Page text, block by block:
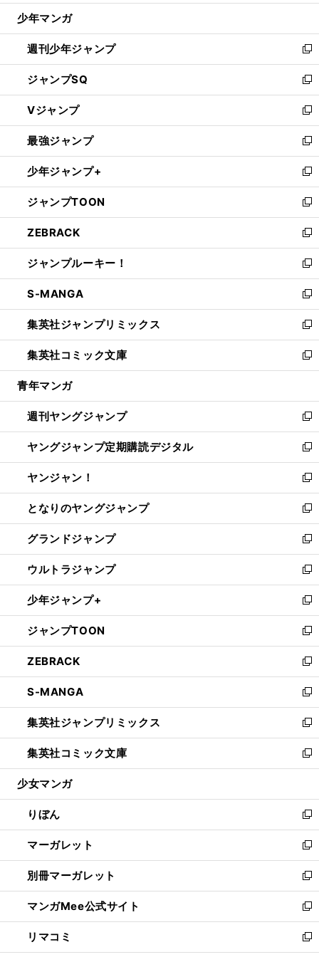
ウ
開
く
少年マンガ
週刊少年ジャンプ
新
し
い
ウ
ィ
ン
ド
ウ
で
開
く
ジャンプSQ
新
し
い
ウ
ィ
ン
ド
ウ
で
開
く
Vジャンプ
新
し
い
ウ
ィ
ン
ド
ウ
で
開
く
最強ジャンプ
新
し
い
ウ
ィ
ン
ド
ウ
で
開
く
少年ジャンプ+
新
し
い
ウ
ィ
ン
ド
ウ
で
開
く
ジャンプTOON
新
し
い
ウ
ィ
ン
ド
ウ
で
開
く
ZEBRACK
新
し
い
ウ
ィ
ン
ド
ウ
で
開
ジャンプルーキー！
新
し
い
ウ
ィ
ン
ド
ウ
開
く
S-MANGA
新
し
い
ウ
ィ
ン
ウ
で
開
く
集英社ジャンプリミックス
新
し
い
ウ
ン
ド
ウ
で
開
く
集英社コミック文庫
新
し
ウ
ィ
ン
ド
ウ
で
開
く
青年マンガ
週刊ヤングジャンプ
新
し
い
ウ
ィ
ン
ド
ウ
で
開
く
ヤングジャンプ定期購読デジタル
新
し
い
ウ
ィ
ン
ド
ウ
で
開
く
ヤンジャン！
新
し
い
ウ
ィ
ン
ド
ウ
で
開
く
となりのヤングジャンプ
新
し
い
ウ
ィ
ン
ド
ウ
で
開
く
グランドジャンプ
新
し
い
ウ
ィ
ン
ド
ウ
で
開
く
ウルトラジャンプ
新
し
い
ウ
ィ
ン
ド
ウ
で
開
く
少年ジャンプ+
新
し
い
ウ
ィ
ン
ド
ウ
で
開
く
ジャンプTOON
新
し
い
ウ
ィ
ン
ド
ウ
で
開
ZEBRACK
新
し
い
ウ
ィ
ン
ド
ウ
開
く
S-MANGA
新
し
い
ウ
ィ
ン
ウ
で
開
く
集英社ジャンプリミックス
新
し
い
ウ
ン
ド
ウ
で
開
く
集英社コミック文庫
新
し
ウ
ィ
ン
ド
ウ
で
開
く
少女マンガ
りぼん
新
し
い
ウ
ィ
ン
ド
ウ
で
開
マーガレット
新
し
い
ウ
ィ
ン
ド
ウ
別冊マーガレット
新
し
い
ウ
ィ
ン
マンガMee公式サイト
新
し
い
ウ
リマコミ
新